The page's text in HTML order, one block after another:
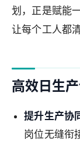
划，正是赋能
让每个工人都
高效日生
提升生产协
岗位无缝衔